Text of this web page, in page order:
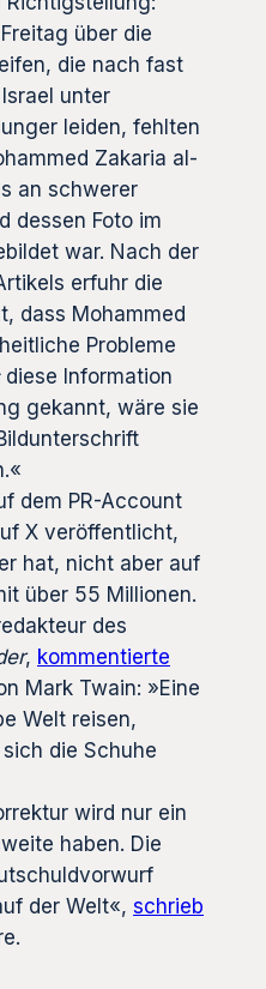
über die
die nach fast
unter
leiden, fehlten
Zakaria al-
an schwerer
dessen Foto im
war. Nach der
erfuhr die
dass Mohammed
Probleme
diese Information
gekannt, wäre sie
dem PR-Account
X veröffentlicht,
hat, nicht aber auf
über 55 Millionen.
des
, kommentierte
Mark Twain: »Eine
Welt reisen,
die Schuhe
wird nur ein
haben. Die
der Welt«, schrieb